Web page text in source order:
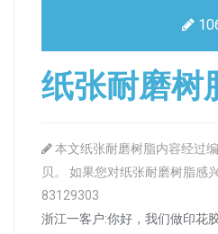
纸张耐磨树
本文纸张耐磨树脂内容经过
贝。 如果您对纸张耐磨树脂感
83129303
浙江一客户:你好，我们做印花